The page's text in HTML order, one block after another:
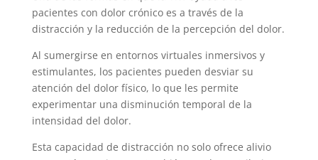
pacientes con dolor crónico es a través de la
distracción y la reducción de la percepción del dolor.
Al sumergirse en entornos virtuales inmersivos y
estimulantes, los pacientes pueden desviar su
atención del dolor físico, lo que les permite
experimentar una disminución temporal de la
intensidad del dolor.
Esta capacidad de distracción no solo ofrece alivio